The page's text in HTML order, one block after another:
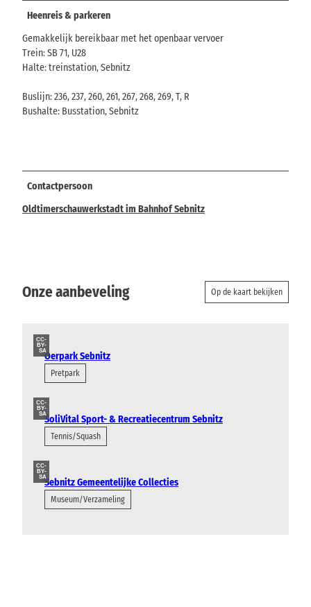
Heenreis & parkeren
Gemakkelijk bereikbaar met het openbaar vervoer
Trein: SB 71, U28
Halte: treinstation, Sebnitz
Buslijn: 236, 237, 260, 261, 267, 268, 269, T, R
Bushalte: Busstation, Sebnitz
Contactpersoon
Oldtimerschauwerkstadt im Bahnhof Sebnitz
Onze aanbeveling Op de kaart bekijken
CC-
BY-
SAOerpark Sebnitz
Pretpark
CC-
BY-
SASoliVital Sport- & Recreatiecentrum Sebnitz
Tennis/Squash
CC-
BY-
SASebnitz Gemeentelijke Collecties
Museum/Verzameling